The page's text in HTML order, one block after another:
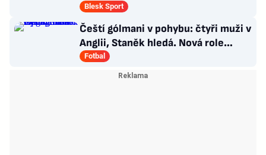
Zaskočení fanoušci
Blesk Sport
Čeští gólmani v pohybu: čtyři muži v
Anglii, Staněk hledá. Nová role
Kinského
Fotbal